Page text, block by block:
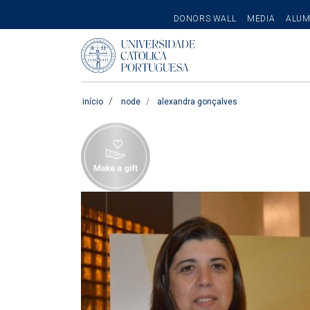
SECONDARY
MENU
DONORS WALL MEDIA
início node alexandra gonçalves